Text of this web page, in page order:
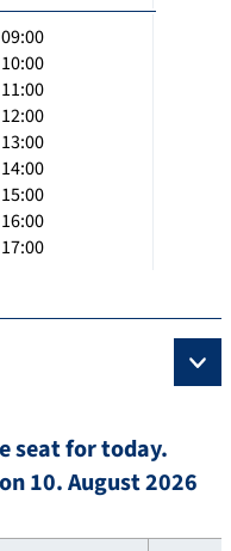
seat for today.
10. August 2026